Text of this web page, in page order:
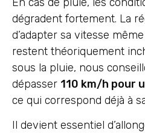
dégradent fortement. La
d’adapter sa vitesse
restent théoriquement
sous la pluie, nous
dépasser 110 km/h pour
ce qui correspond déjà à
Il devient essentiel